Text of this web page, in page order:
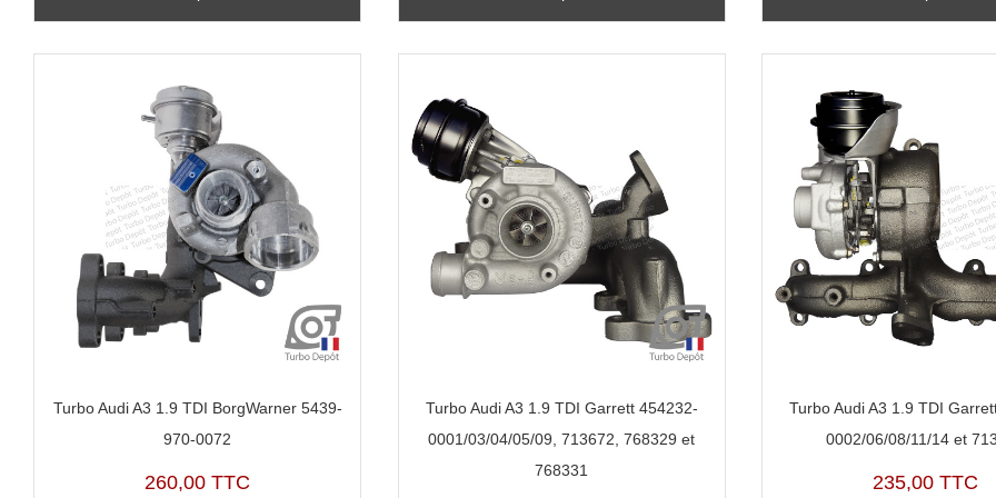
Turbo Audi A3 1.9 TDI BorgWarner 5439-
970-0072
260,00 TTC
Turbo Audi A3 1.9 TDI Garrett 454232-
0001/03/04/05/09, 713672, 768329 et
768331
Turbo Audi A3 1.9 TDI
0002/06/08/11/14 et
235,00 TTC